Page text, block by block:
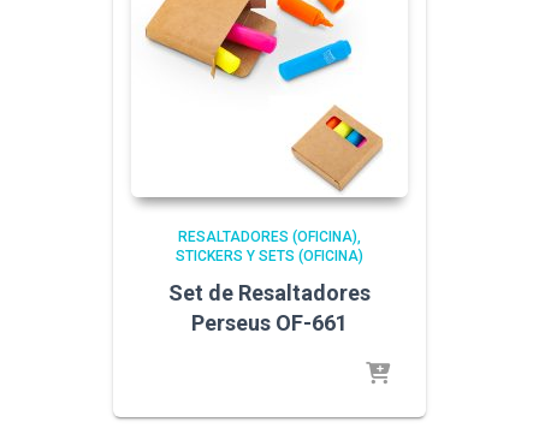
RESALTADORES (OFICINA)
STICKERS Y SETS (OFICINA)
Set de Resaltadores
Perseus OF-661